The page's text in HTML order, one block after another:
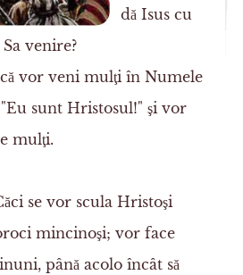
dă Isus cu
venire?
vor veni mulţi în Numele
sunt Hristosul!" şi vor
mulţi.
se vor scula Hristoşi
mincinoşi; vor face
până acolo încât să